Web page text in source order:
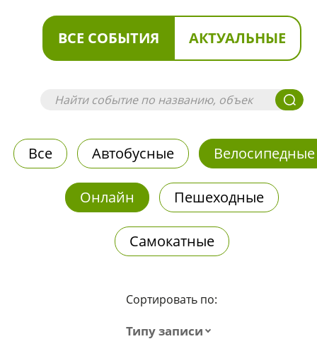
ВСЕ СОБЫТИЯ АКТУАЛЬНЫЕ
Все Автобусные Велосипедные
Онлайн Пешеходные
Самокатные
Сортировать по:
Типу записи